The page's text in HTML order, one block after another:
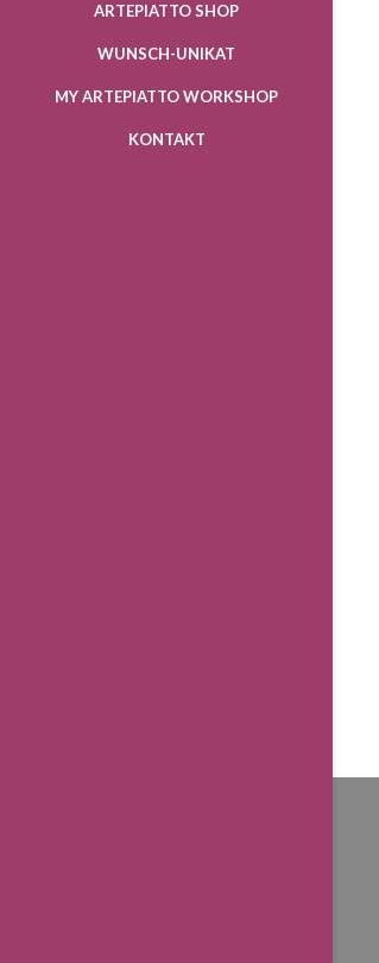
ARTEPIATTO SHOP
WUNSCH-UNIKAT
MY ARTEPIATTO WORKSHOP
KONTAKT